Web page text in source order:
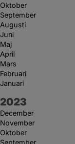
Oktober
September
Augusti
Juni
Maj
April
Mars
Februari
Januari
År:
2023
December
November
Oktober
September